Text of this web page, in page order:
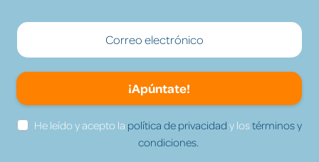
¡Apúntate!
He leído y acepto la política de privacidad y lostérminos y
condiciones.